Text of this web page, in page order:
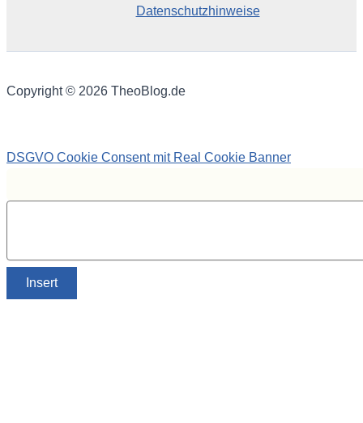
Datenschutzhinweise
Copyright © 2026 TheoBlog.de
DSGVO Cookie Consent mit Real Cookie Banner
Insert